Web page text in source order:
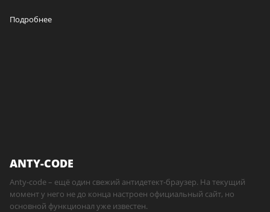
Подробнее
ANTY-CODE
Anty-code – ещё один свежий антидетект-браузер. На текущий
момент у него не до конца настроен официальный сайт, но
основной функционал уже известен.